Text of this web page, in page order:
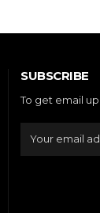
SUBSCRIBE
To get email